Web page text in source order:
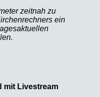
zeitnah zu
ein
mit Livestream